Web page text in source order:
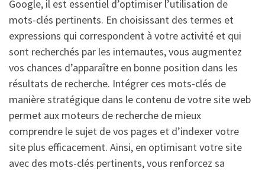
Google, il est essentiel d’optimiser l’utilisation de
mots-clés pertinents. En choisissant des termes et
expressions qui correspondent à votre activité et qui
sont recherchés par les internautes, vous augmentez
vos chances d’apparaître en bonne position dans les
résultats de recherche. Intégrer ces mots-clés de
manière stratégique dans le contenu de votre site web
permet aux moteurs de recherche de mieux
comprendre le sujet de vos pages et d’indexer votre
site plus efficacement. Ainsi, en optimisant votre site
avec des mots-clés pertinents, vous renforcez sa